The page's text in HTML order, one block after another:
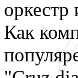
оркестр
Как